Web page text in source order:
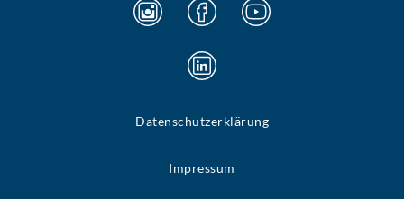
Datenschutzerklärung
Impressum